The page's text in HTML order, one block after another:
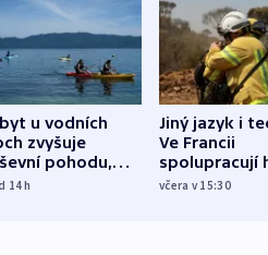
u vodních
zvyšuje
pohodu,
14h
Jiný jazyk i
Ve Francii
spolupracují
různých zemí
včera v 15:30